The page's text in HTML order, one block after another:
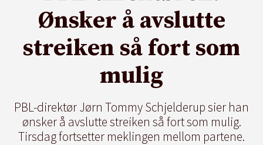
Ønsker å avslutte
streiken så fort som
mulig
PBL-direktør Jørn Tommy Schjelderup sier han
ønsker å avslutte streiken så fort som mulig.
Tirsdag fortsetter meklingen mellom partene.